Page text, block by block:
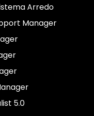
Arredo
Manager
5.0